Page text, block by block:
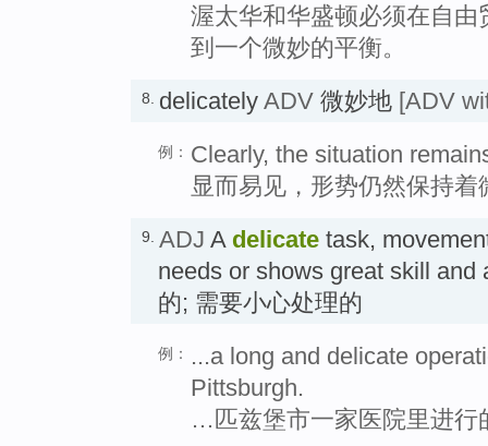
渥太华和华盛顿必须在自
到一个微妙的平衡。
8. delicately ADV 微妙地 [ADV
例： Clearly, the situation
显而易见，形势仍然保持着
9. ADJ A delicate task,
needs or shows great skill and
的; 需要小心处理的
例：
...a long and delicate
Pittsburgh.
…匹兹堡市一家医院里进行